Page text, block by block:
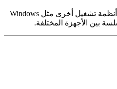
يدعم أندرويد التكامل مع أنظمة تشغيل أخرى مثل Windows